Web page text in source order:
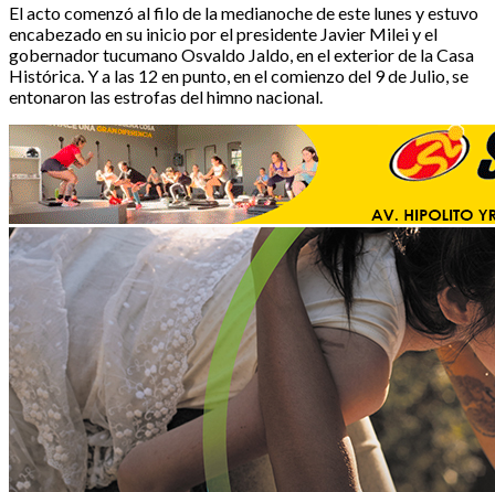
El acto comenzó al filo de la medianoche de este lunes y estuvo
encabezado en su inicio por el presidente Javier Milei y el
gobernador tucumano Osvaldo Jaldo, en el exterior de la Casa
Histórica. Y a las 12 en punto, en el comienzo del 9 de Julio, se
entonaron las estrofas del himno nacional.